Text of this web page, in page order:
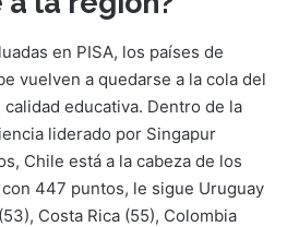
en PISA, los países de
vuelven a quedarse a la cola del
educativa. Dentro de la
liderado por Singapur
Chile está a la cabeza de los
447 puntos, le sigue Uruguay
Costa Rica (55), Colombia